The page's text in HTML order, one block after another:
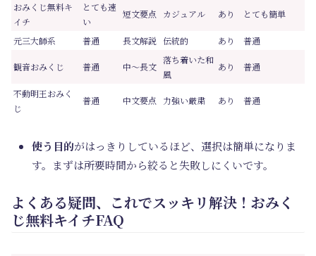
おみくじ無料キ
イチ
とても速
い
短文要点 カジュアル あり とても簡単
元三大師系 普通 長文解説 伝統的 あり 普通
観音おみくじ 普通 中〜長文
落ち着いた和
風
あり 普通
不動明王おみく
じ
普通 中文要点 力強い厳粛 あり 普通
使う目的がはっきりしているほど、選択は簡単になりま
す。まずは所要時間から絞ると失敗しにくいです。
よくある疑問、これでスッキリ解決！おみく
じ無料キイチFAQ